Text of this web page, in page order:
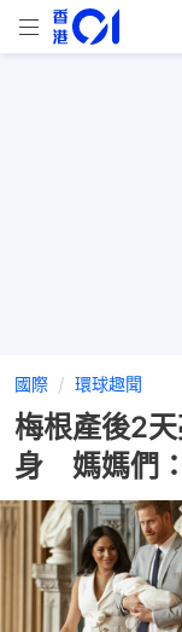
國際 環球趣聞
梅根產後2
身 媽媽們